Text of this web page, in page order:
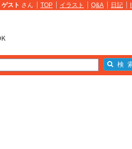
ゲスト さん TOP イラスト Q&A 日記